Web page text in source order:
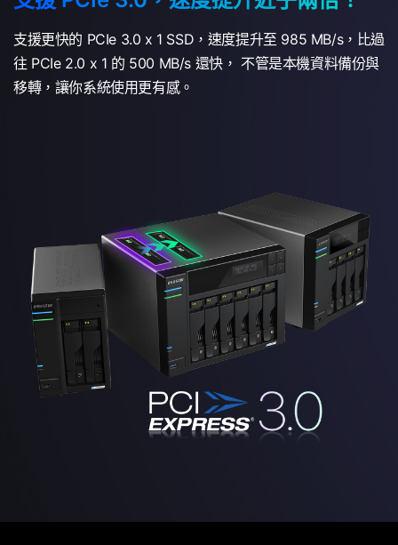
支援更快的 PCIe 3.0 x 1 SSD，速度提升至 985 MB/s，比過
往 PCIe 2.0 x 1 的 500 MB/s 還快， 不管是本機資料備份與
移轉，讓你系統使用更有感。